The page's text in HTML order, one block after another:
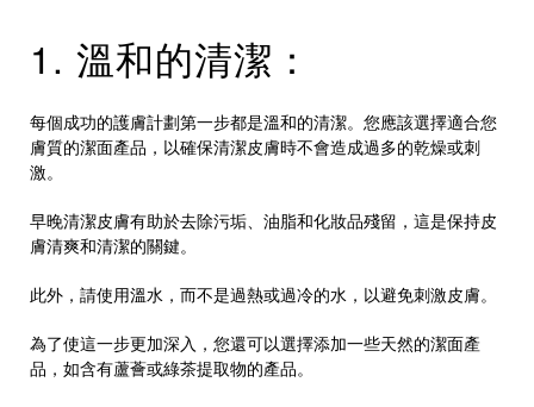
1. 溫和的清潔：
每個成功的護膚計劃第一步都是溫和的清潔。您應該選擇適合您
膚質的潔面產品，以確保清潔皮膚時不會造成過多的乾燥或刺
激。
早晚清潔皮膚有助於去除污垢、油脂和化妝品殘留，這是保持皮
膚清爽和清潔的關鍵。
此外，請使用溫水，而不是過熱或過冷的水，以避免刺激皮膚。
為了使這一步更加深入，您還可以選擇添加一些天然的潔面產
品，如含有蘆薈或綠茶提取物的產品。